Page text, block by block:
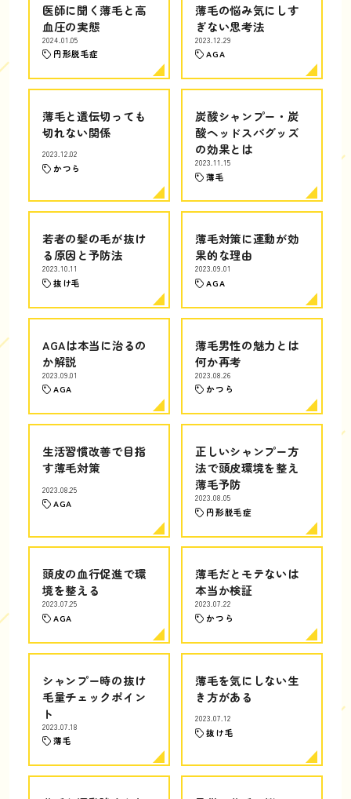
医師に聞く薄毛と高
血圧の実態
2024.01.05
円形脱毛症
薄毛の悩み気にしす
ぎない思考法
2023.12.29
AGA
薄毛と遺伝切っても
切れない関係
2023.12.02
かつら
炭酸シャンプー・炭
酸ヘッドスパグッズ
の効果とは
2023.11.15
薄毛
若者の髪の毛が抜け
る原因と予防法
2023.10.11
抜け毛
薄毛対策に運動が効
果的な理由
2023.09.01
AGA
AGAは本当に治るの
か解説
2023.09.01
AGA
薄毛男性の魅力とは
何か再考
2023.08.26
かつら
生活習慣改善で目指
す薄毛対策
2023.08.25
AGA
正しいシャンプー方
法で頭皮環境を整え
薄毛予防
2023.08.05
円形脱毛症
頭皮の血行促進で環
境を整える
2023.07.25
AGA
薄毛だとモテないは
本当か検証
2023.07.22
かつら
シャンプー時の抜け
毛量チェックポイン
ト
2023.07.18
薄毛
薄毛を気にしない生
き方がある
2023.07.12
抜け毛